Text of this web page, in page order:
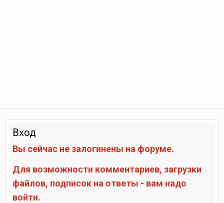
Вход
Вы сейчас не залогинены на форуме.
Для возможности комментариев, загрузки
файлов, подписок на ответы - вам надо
войти.